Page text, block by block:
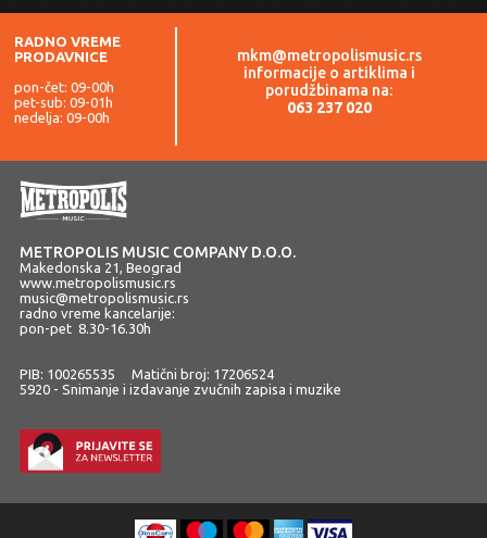
RADNO VREME
PRODAVNICE
pon-čet: 09-00h
pet-sub: 09-01h
nedelja: 09-00h
mkm@metropolismusic.rs
informacije o artiklima i
porudžbinama na:
063 237 020
METROPOLIS MUSIC COMPANY D.O.O.
Makedonska 21, Beograd
www.metropolismusic.rs
music@metropolismusic.rs
radno vreme kancelarije:
pon-pet 8.30-16.30h
PIB: 100265535 Matični broj: 17206524
5920 - Snimanje i izdavanje zvučnih zapisa i muzike